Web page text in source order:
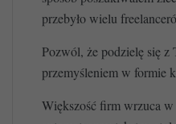
przebyło wielu
Pozwól, że podzielę się z
przemyśleniem w formie
Większość firm wrzuca w